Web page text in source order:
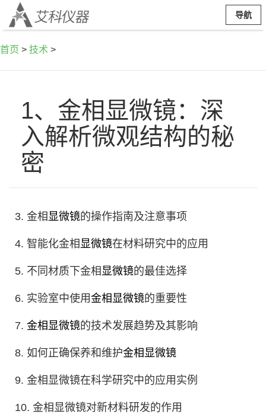
导航
首页 > 技术 >
1、金相显微镜：深
入解析微观结构的秘
密
3. 金相显微镜的操作指南及注意事项
4. 智能化金相显微镜在材料研究中的应用
5. 不同材质下金相显微镜的最佳选择
6. 实验室中使用金相显微镜的重要性
7. 金相显微镜的技术发展趋势及其影响
8. 如何正确保养和维护金相显微镜
9. 金相显微镜在科学研究中的应用实例
10. 金相显微镜对新材料研发的作用